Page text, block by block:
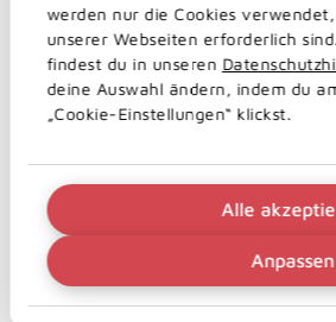
werden nur die Cookies
unserer Webseiten erforderlich
findest du in unseren
deine Auswahl ändern, indem du
„Cookie-Einstellungen“ klickst.
Alle
Anpassen
Einige Nervenkrankheiten wie
beginnen häufig mit Lähmungen
Unabhängig von der Tätigkeit ist
wichtig.
Heben und Tragen
Schieben
versichert.